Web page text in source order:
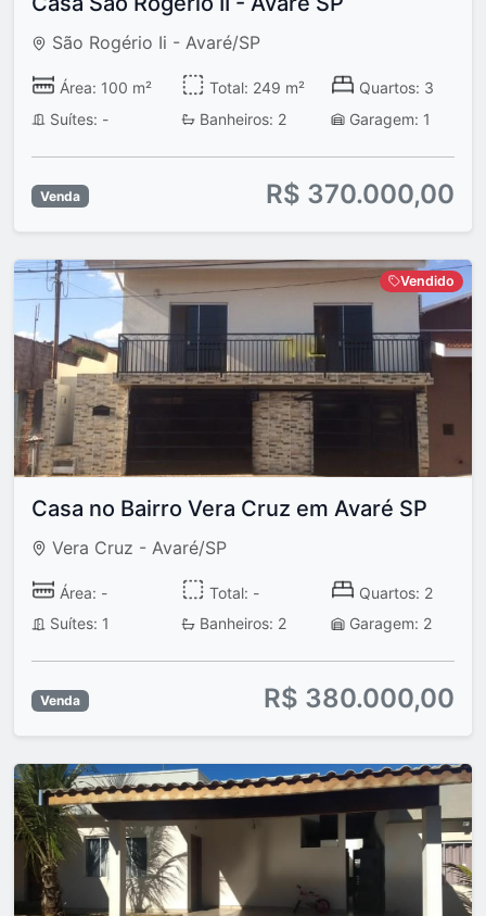
São Rogério Ii - Avaré/SP
Área: 100 m² Total: 249 m²
Quartos: 3
Suítes: -
Banheiros: 2 Garagem: 1
Venda R$ 370.000,00
Vendido
Casa no Bairro Vera Cruz em Avaré SP
Vera Cruz - Avaré/SP
Área: - Total: -
Quartos: 2
Suítes: 1
Banheiros: 2 Garagem: 2
Venda R$ 380.000,00